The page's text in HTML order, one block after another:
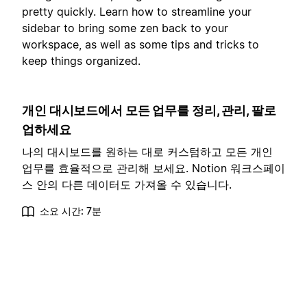
pretty quickly. Learn how to streamline your
sidebar to bring some zen back to your
workspace, as well as some tips and tricks to
keep things organized.
개인 대시보드에서 모든 업무를 정리, 관리, 팔로
업하세요
나의 대시보드를 원하는 대로 커스텀하고 모든 개인
업무를 효율적으로 관리해 보세요. Notion 워크스페이
스 안의 다른 데이터도 가져올 수 있습니다.
소요 시간: 7분